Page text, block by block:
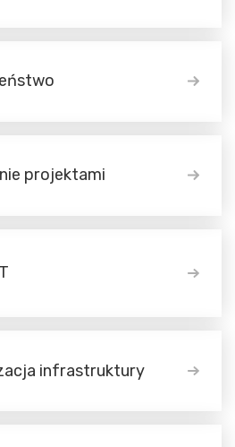
projektami
infrastruktury